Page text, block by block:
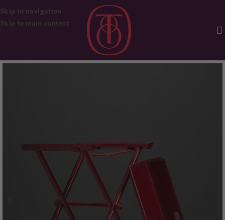
Skip to navigation
Skip to main content
Masa & Sehpa